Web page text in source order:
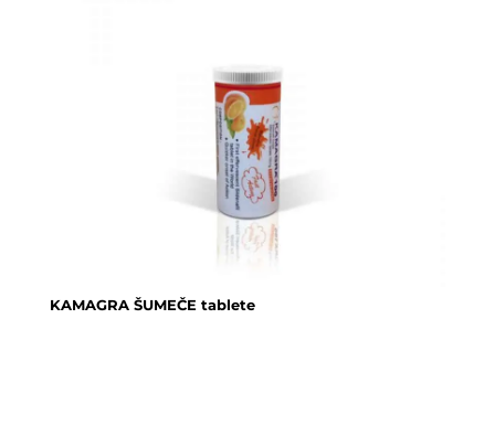
KAMAGRA ŠUMEČE tablete